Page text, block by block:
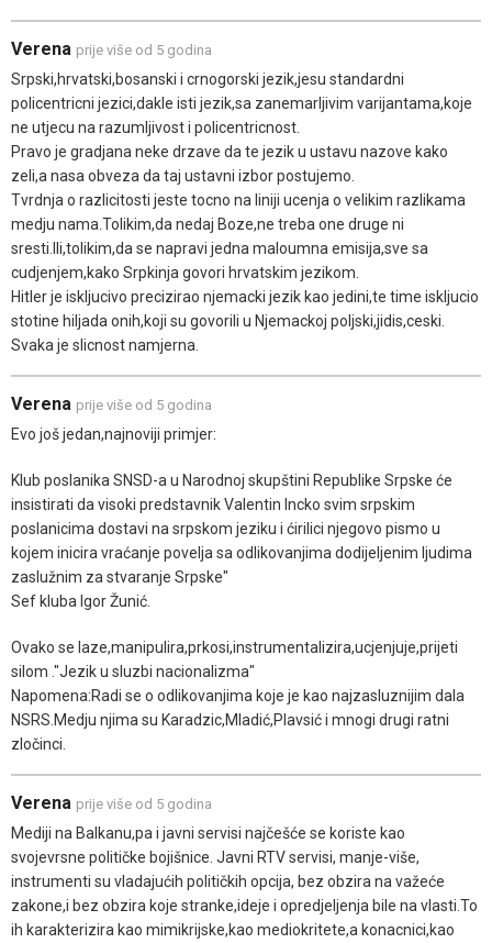
Verena prije više od 5 godina
Srpski,hrvatski,bosanski i crnogorski jezik,jesu standardni
policentricni jezici,dakle isti jezik,sa zanemarljivim varijantama,koje
ne utjecu na razumljivost i policentricnost.
Pravo je gradjana neke drzave da te jezik u ustavu nazove kako
zeli,a nasa obveza da taj ustavni izbor postujemo.
Tvrdnja o razlicitosti jeste tocno na liniji ucenja o velikim razlikama
medju nama.Tolikim,da nedaj Boze,ne treba one druge ni
sresti.Ili,tolikim,da se napravi jedna maloumna emisija,sve sa
cudjenjem,kako Srpkinja govori hrvatskim jezikom.
Hitler je iskljucivo precizirao njemacki jezik kao jedini,te time iskljucio
stotine hiljada onih,koji su govorili u Njemackoj poljski,jidis,ceski.
Svaka je slicnost namjerna.
Verena prije više od 5 godina
Evo još jedan,najnoviji primjer:
Klub poslanika SNSD-a u Narodnoj skupštini Republike Srpske će
insistirati da visoki predstavnik Valentin Incko svim srpskim
poslanicima dostavi na srpskom jeziku i ćirilici njegovo pismo u
kojem inicira vraćanje povelja sa odlikovanjima dodijeljenim ljudima
zaslužnim za stvaranje Srpske"
Sef kluba Igor Žunić.
Ovako se laze,manipulira,prkosi,instrumentalizira,ucjenjuje,prijeti
silom ."Jezik u sluzbi nacionalizma"
Napomena:Radi se o odlikovanjima koje je kao najzasluznijim dala
NSRS.Medju njima su Karadzic,Mladić,Plavsić i mnogi drugi ratni
zločinci.
Verena prije više od 5 godina
Mediji na Balkanu,pa i javni servisi najčešće se koriste kao
svojevrsne političke bojišnice. Javni RTV servisi, manje-više,
instrumenti su vladajućih političkih opcija, bez obzira na važeće
zakone,i bez obzira koje stranke,ideje i opredjeljenja bile na vlasti.To
ih karakterizira kao mimikrijske,kao mediokritete,a konacnici,kao